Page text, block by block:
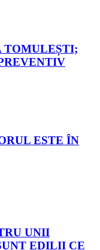
TOMULEȘTI;
ESTE ÎN
UNII
EDILII CE